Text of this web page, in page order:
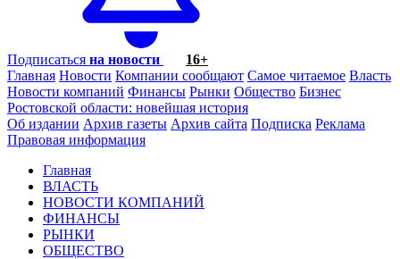
Подписаться на новости
16+
Главная Новости Компании сообщают Самое читаемое Власть
Новости компаний Финансы Рынки Общество Бизнес
Ростовской области: новейшая история
Об издании Архив газеты Архив сайта Подписка Реклама
Правовая информация
Главная
ВЛАСТЬ
НОВОСТИ КОМПАНИЙ
ФИНАНСЫ
РЫНКИ
ОБЩЕСТВО